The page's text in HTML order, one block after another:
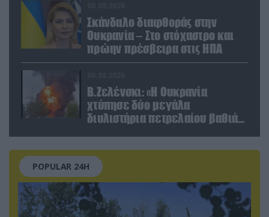
Σκάνδαλο διαφθοράς στην
Ουκρανία – Στο στόχαστρο και
πρώην πρέσβειρα στις ΗΠΑ
Β.Ζελένσκι: «Η Ουκρανία
χτύπησε δύο μεγάλα
διυλιστήρια πετρελαίου βαθιά
POPULAR 24H